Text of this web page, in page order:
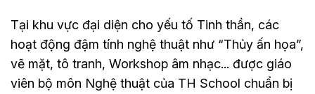
Tại khu vực đại diện cho yếu tố Tinh thần, các
hoạt động đậm tính nghệ thuật như “Thủy ấn họa”,
vẽ mặt, tô tranh, Workshop âm nhạc... được giáo
viên bộ môn Nghệ thuật của TH School chuẩn bị